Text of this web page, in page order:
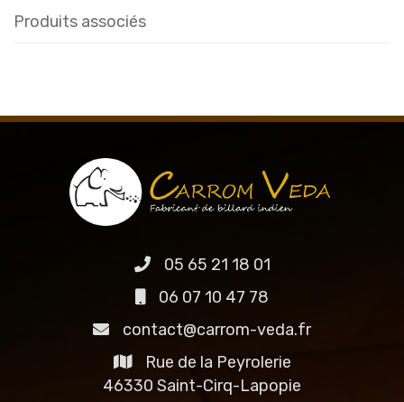
Produits associés
05 65 21 18 01
06 07 10 47 78
contact@carrom-veda.fr
Rue de la Peyrolerie
46330 Saint-Cirq-Lapopie